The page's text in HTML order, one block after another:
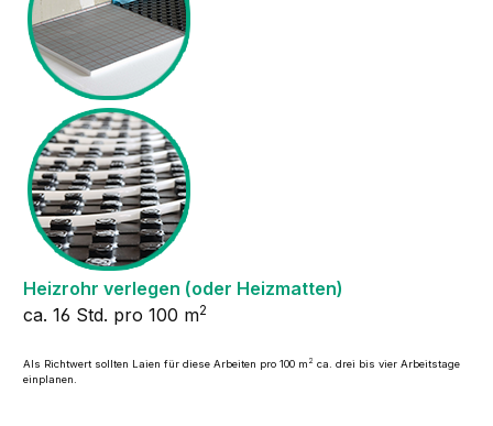
Heizrohr verlegen (oder Heizmatten)
ca. 16 Std. pro 100 m2
Als Richtwert sollten Laien für diese Arbeiten pro 100 m 2 ca. drei bis vier Arbeitstage
einplanen.